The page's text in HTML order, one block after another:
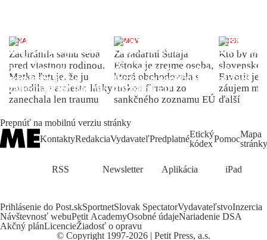
ŽENA
Zachránila samu seba
pred vlastnou rodinou.
Matka ľutuje, že ju
porodila, namiesto lásky
zanechala len traumu
DOMOV
Za radarmi Šutaja
Eštoka je zrejme osoba,
ktorá obchodovala s
ruskou firmou zo
sankčného zoznamu EÚ
INDEX
Kto by
slovenské
Favorit je
záujem
ďalší
Prepnúť na mobilnú verziu stránky
KontaktyRedakciaVydavateľPredplatnéEtický
kódexPomocMapa
stránky
RSS Newsletter Aplikácia iPad
Prihlásenie do Post.skSportnetSlovak SpectatorVydavateľstvoInzercia
Návštevnosť webuPetit AcademyOsobné údajeNariadenie DSA
Akčný plánLicencieŽiadosť o opravu
© Copyright 1997-2026 | Petit Press, a.s.